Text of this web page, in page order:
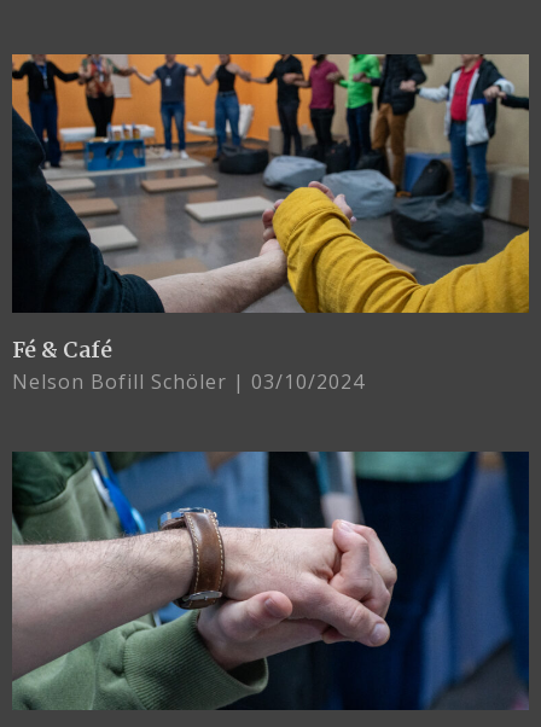
Fé & Café
Nelson Bofill Schöler 03/10/2024